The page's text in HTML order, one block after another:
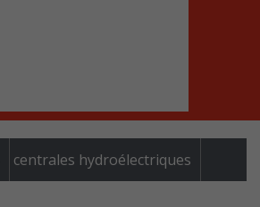
centrales hydroélectriques